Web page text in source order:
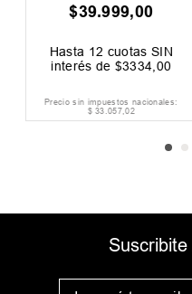
$39.999,00
Hasta 12 cuotas SIN
interés de $3334 00
Precio sin impuestos nacionales:
$ 33.057,02